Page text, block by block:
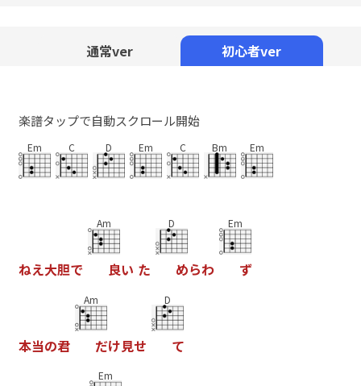
通常ver 初心者ver
楽譜タップで自動スクロール開始
Em C D Em C Bm Em
ねえ大胆で
Am
良い た
D
めらわ
Em
ず
本当の君
Am
だけ見せ
D
て
Em